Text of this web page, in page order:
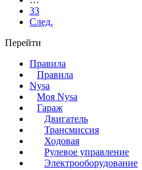
33
След.
Перейти
Правила
Правила
Nysa
Моя Nysa
Гараж
Двигатель
Трансмиссия
Ходовая
Рулевое управление
Электрооборудование